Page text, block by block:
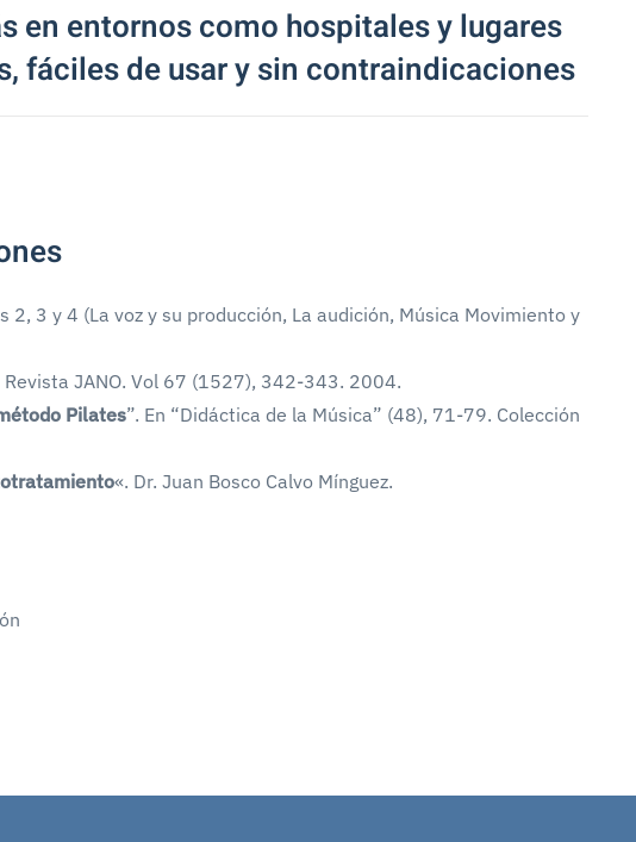
en entornos como hospitales y lugares
fáciles de usar y sin contraindicaciones
2, 3 y 4 (La voz y su producción, La audición, Música Movimiento y
Revista JANO. Vol 67 (1527), 342-343. 2004.
Pilates”. En “Didáctica de la Música” (48), 71-79. Colección
«. Dr. Juan Bosco Calvo Mínguez.